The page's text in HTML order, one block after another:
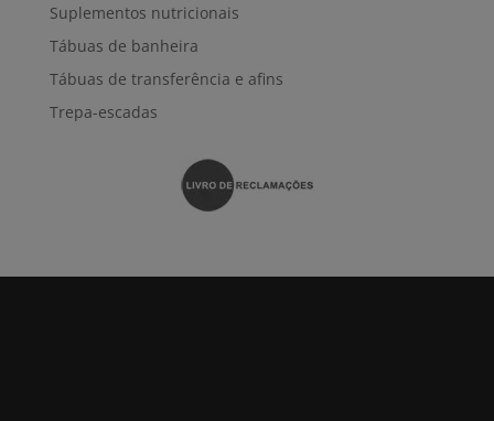
Suplementos nutricionais
Tábuas de banheira
Tábuas de transferência e afins
Trepa-escadas